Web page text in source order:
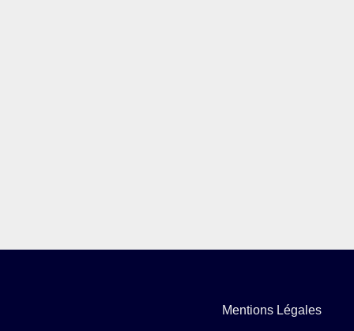
Mentions Légales